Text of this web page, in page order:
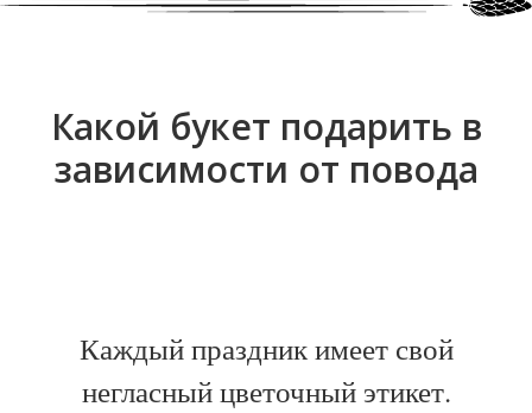
Какой букет подарить в
зависимости от повода
Каждый праздник имеет свой
негласный цветочный этикет.